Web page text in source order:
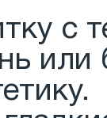
с